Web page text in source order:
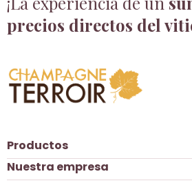
precios directos del
Productos
Nuestra empresa